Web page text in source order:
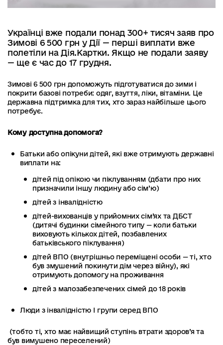
Українці вже подали понад 300+ тисяч заяв про
Зимові 6 500 грн у Дії — перші виплати вже
полетіли на Дія.Картки. Якщо не подали заяву
— ще є час до 17 грудня.
Зимові 6 500 грн допоможуть підготуватися до зими і
покрити базові потреби: одяг, взуття, ліки, вітаміни. Це
державна підтримка для тих, хто зараз найбільше цього
потребує.
Кому доступна допомога?
Батьки або опікуни дітей, які вже отримують державні
виплати на:
дітей під опікою чи піклуванням (дбати про них
призначили іншу людину або сім’ю)
дітей з інвалідністю
дітей-вихованців у прийомних сім’ях та ДБСТ
(дитячі будинки сімейного типу — коли батьки
виховують кількох дітей, позбавлених
батьківського піклування)
дітей ВПО (внутрішньо переміщені особи — ті, хто
був змушений покинути дім через війну), які
отримують допомогу на проживання
дітей з малозабезпечених сімей до 18 років
Люди з інвалідністю I групи серед ВПО
(тобто ті, хто має найвищий ступінь втрати здоров’я та
був вимушено переселений)